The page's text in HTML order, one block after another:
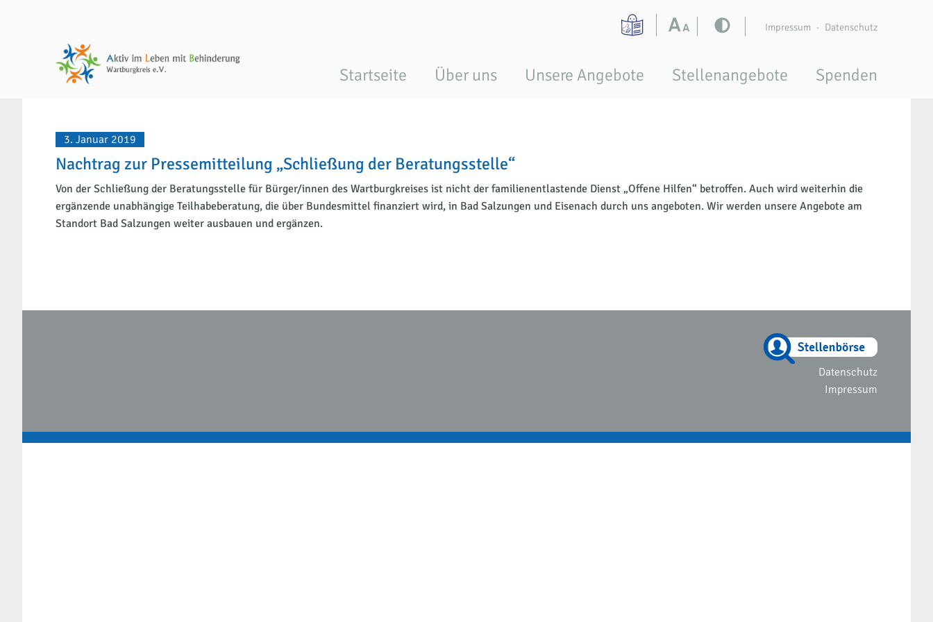
Impressum Datenschutz
Startseite Über uns Unsere Angebote Stellenangebote Spenden
3. Januar 2019
Nachtrag zur Pressemitteilung „Schließung der Beratungsstelle“
Von der Schließung der Beratungsstelle für Bürger/innen des Wartburgkreises ist nicht der familienentlastende Dienst „Offene Hilfen“ betroffen. Auch wird weiterhin die
ergänzende unabhängige Teilhabeberatung, die über Bundesmittel finanziert wird, in Bad Salzungen und Eisenach durch uns angeboten. Wir werden unsere Angebote am
Standort Bad Salzungen weiter ausbauen und ergänzen.
Datenschutz
Impressum